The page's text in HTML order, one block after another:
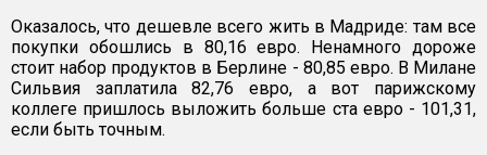
Оказалось, что дешевле всего жить в Мадриде: там все
покупки обошлись в 80,16 евро. Ненамного дороже
стоит набор продуктов в Берлине - 80,85 евро. В Милане
Сильвия заплатила 82,76 евро, а вот парижскому
коллеге пришлось выложить больше ста евро - 101,31,
если быть точным.